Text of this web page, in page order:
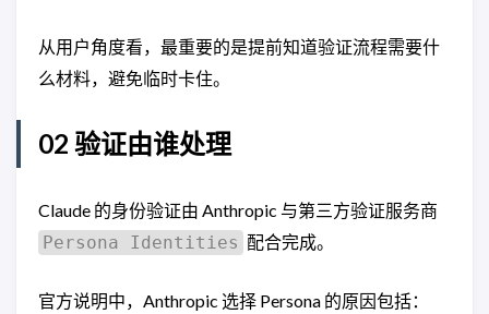
从用户角度看，最重要的是提前知道验证流程需要什
么材料，避免临时卡住。
02 验证由谁处理
Claude 的身份验证由 Anthropic 与第三方验证服务商
Persona Identities 配合完成。
官方说明中，Anthropic 选择 Persona 的原因包括：